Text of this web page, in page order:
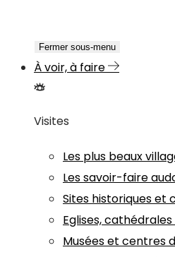
Fermer sous-menu
À voir, à faire
Visites
Les plus beaux
Les savoir-faire
Sites historiques et
Eglises,
Musées et centres